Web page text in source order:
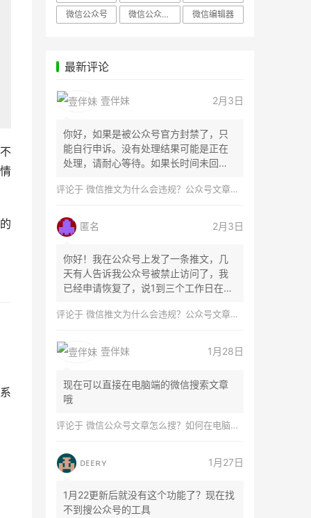
微信公众号
微信公众号，样式模板、公众号样式 微信编辑器
最新评论
壹伴妹 2月3日
你好，如果是被公众号官方封禁了，只
能自行申诉。没有处理结果可能是正在
处理，请耐心等待。如果长时间未回
评论于 微信推文为什么会违规？公众号文章怎么检测是否违规？
匿名 2月3日
你好！我在公众号上发了一条推文，几
天有人告诉我公众号被禁止访问了，我
已经申请恢复了，说1到三个工作日在微
评论于 微信推文为什么会违规？公众号文章怎么检测是否违规？
壹伴妹 1月28日
现在可以直接在电脑端的微信搜索文章
哦
评论于 微信公众号文章怎么搜？如何在电脑上搜索公众号文章？
ᴅᴇᴇʀʏ 1月27日
1月22更新后就没有这个功能了？现在找
不到搜公众号的工具